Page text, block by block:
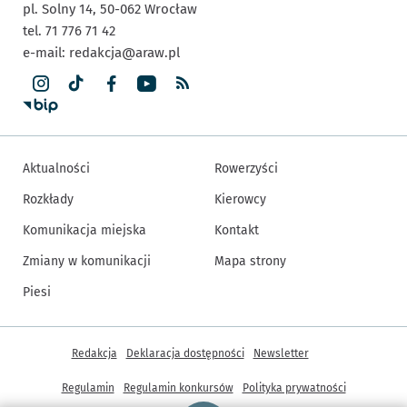
pl. Solny 14, 50-062 Wrocław
tel. 71 776 71 42
e-mail: redakcja@araw.pl
Aktualności
Rozkłady
Komunikacja miejska
Zmiany w komunikacji
Piesi
Rowerzyści
Kierowcy
Kontakt
Mapa strony
Inne informacje
Redakcja Deklaracja dostępności Newsletter
Regulamin Regulamin konkursów
Polityka prywatności